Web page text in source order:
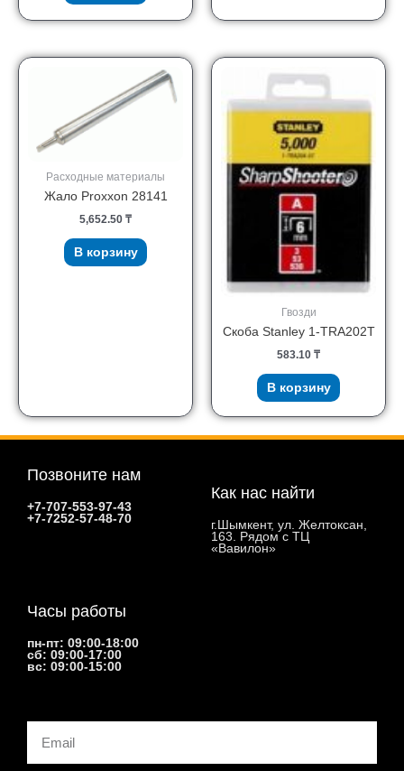
Расходные материалы
Жало Proxxon 28141
5,652.50 ₸
В корзину
Гвозди
Скоба Stanley 1-TRA202T
583.10 ₸
В корзину
Позвоните нам
+7-707-553-97-43
+7-7252-57-48-70
Как нас найти
г.Шымкент, ул. Желтоксан,
163. Рядом с ТЦ
«Вавилон»
Часы работы
пн-пт: 09:00-18:00
сб: 09:00-17:00
вс: 09:00-15:00
Email